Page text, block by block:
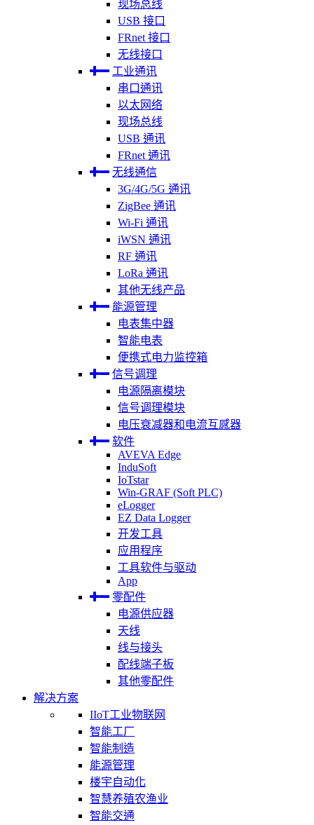
现场总线
USB 接口
FRnet 接口
无线接口
工业通讯
串口通讯
以太网络
现场总线
USB 通讯
FRnet 通讯
无线通信
3G/4G/5G 通讯
ZigBee 通讯
Wi-Fi 通讯
iWSN 通讯
RF 通讯
LoRa 通讯
其他无线产品
能源管理
电表集中器
智能电表
便携式电力监控箱
信号调理
电源隔离模块
信号调理模块
电压衰减器和电流互感器
软件
AVEVA Edge
InduSoft
IoTstar
Win-GRAF (Soft PLC)
eLogger
EZ Data Logger
开发工具
应用程序
工具软件与驱动
App
零配件
电源供应器
天线
线与接头
配线端子板
其他零配件
解决方案
IIoT工业物联网
智能工厂
智能制造
能源管理
楼宇自动化
智慧养殖农渔业
智能交通